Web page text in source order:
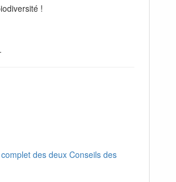
!
des deux Conseils des